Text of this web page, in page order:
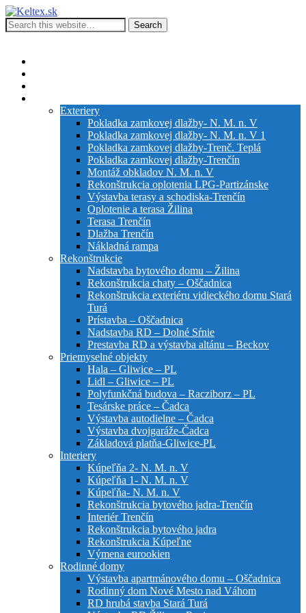
Kompletná stavebná činnosť
Exteriery
Pokladka zamkovej dlažby- N. M. n. V
Pokladka zamkovej dlažby- N. M. n. V 1
Pokladka zamkovej dlažby-Trenč. Teplá
Pokladka zamkovej dlažby-Trenčín
Montáž obkladov N. M. n. V
Rekonštrukcia oplotenia LPG-Partizánske
Výstavba terasy a schodiska-Trenčín
Oplotenie a terasa Žilina
Terasa Trenčín
Dlažba Trenčín
Nákladná rampa
Rekonštrukcie
Nadstavba bytového domu – Žilina
Rekonštrukcia chaty – Oščadnica
Rekonštrukcia exteriéru vidieckého domu Stará
Turá
Prístavba – Oščadnica
Nadstavba RD – Dolné Sŕnie
Prestavba RD a výstavba altánu – Beckov
Priemyselné objekty
Hala – Gliwice – PL
Lidl – Gliwice – PL
Polyfunkčná budova – Racziborz – PL
Tesárske práce – Čadca
Výstavba autodielne – Čadca
Výstavba dvojgaráže-Čadca
Základová platňa-Gliwice-PL
Interiery
Kúpeľňa 2- N. M. n. V
Kúpeľňa 1- N. M. n. V
Kúpeľňa- N. M. n. V
Rekonštrukcia bytového jadra-Trenčín
Interiér Trenčín
Rekonštrukcia bytového jadra
Rekonštrukcia Kúpeľne
Výmena eurookien
Rodinné domy
Výstavba apartmánového domu – Oščadnica
Rodinný dom Nové Mesto nad Váhom
RD hrubá stavba Stará Turá